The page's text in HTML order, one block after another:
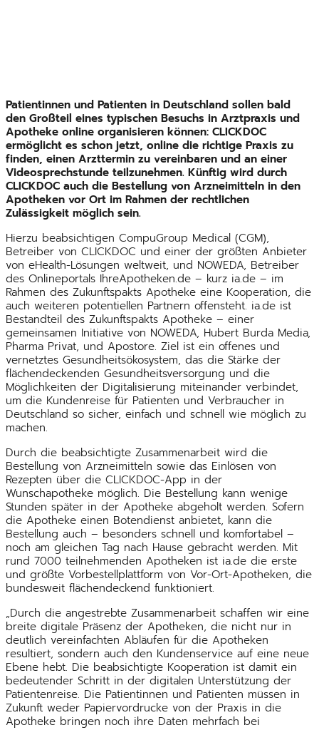
Patientinnen und Patienten in Deutschland sollen bald
den Großteil eines typischen Besuchs in Arztpraxis und
Apotheke online organisieren können: CLICKDOC
ermöglicht es schon jetzt, online die richtige Praxis zu
finden, einen Arzttermin zu vereinbaren und an einer
Videosprechstunde teilzunehmen. Künftig wird durch
CLICKDOC auch die Bestellung von Arzneimitteln in den
Apotheken vor Ort im Rahmen der rechtlichen
Zulässigkeit möglich sein.
Hierzu beabsichtigen CompuGroup Medical (CGM),
Betreiber von CLICKDOC und einer der größten Anbieter
von eHealth-Lösungen weltweit, und NOWEDA, Betreiber
des Onlineportals IhreApotheken.de – kurz ia.de – im
Rahmen des Zukunftspakts Apotheke eine Kooperation, die
auch weiteren potentiellen Partnern offensteht. ia.de ist
Bestandteil des Zukunftspakts Apotheke – einer
gemeinsamen Initiative von NOWEDA, Hubert Burda Media,
Pharma Privat, und Apostore. Ziel ist ein offenes und
vernetztes Gesundheitsökosystem, das die Stärke der
flächendeckenden Gesundheitsversorgung und die
Möglichkeiten der Digitalisierung miteinander verbindet,
um die Kundenreise für Patienten und Verbraucher in
Deutschland so sicher, einfach und schnell wie möglich zu
machen.
Durch die beabsichtigte Zusammenarbeit wird die
Bestellung von Arzneimitteln sowie das Einlösen von
Rezepten über die CLICKDOC-App in der
Wunschapotheke möglich. Die Bestellung kann wenige
Stunden später in der Apotheke abgeholt werden. Sofern
die Apotheke einen Botendienst anbietet, kann die
Bestellung auch – besonders schnell und komfortabel –
noch am gleichen Tag nach Hause gebracht werden. Mit
rund 7000 teilnehmenden Apotheken ist ia.de die erste
und größte Vorbestellplattform von Vor-Ort-Apotheken, die
bundesweit flächendeckend funktioniert.
„Durch die angestrebte Zusammenarbeit schaffen wir eine
breite digitale Präsenz der Apotheken, die nicht nur in
deutlich vereinfachten Abläufen für die Apotheken
resultiert, sondern auch den Kundenservice auf eine neue
Ebene hebt. Die beabsichtigte Kooperation ist damit ein
bedeutender Schritt in der digitalen Unterstützung der
Patientenreise. Die Patientinnen und Patienten müssen in
Zukunft weder Papiervordrucke von der Praxis in die
Apotheke bringen noch ihre Daten mehrfach bei